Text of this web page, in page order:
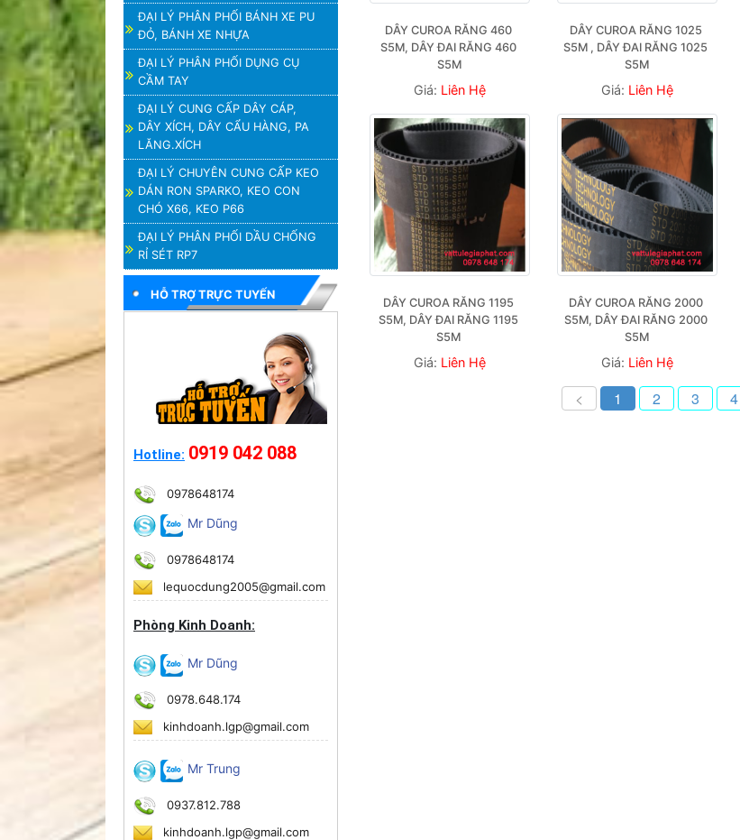
ĐẠI LÝ PHÂN PHỐI BÁNH XE PU
ĐỎ, BÁNH XE NHỰA
ĐẠI LÝ PHÂN PHỐI DỤNG CỤ
CẦM TAY
ĐẠI LÝ CUNG CẤP DÂY CÁP,
DÂY XÍCH, DÂY CẨU HÀNG, PA
LĂNG.XÍCH
ĐẠI LÝ CHUYÊN CUNG CẤP KEO
DÁN RON SPARKO, KEO CON
CHÓ X66, KEO P66
ĐẠI LÝ PHÂN PHỐI DẦU CHỐNG
RỈ SÉT RP7
HỖ TRỢ TRỰC TUYẾN
Hotline: 0919 042 088
0978648174
Mr Dũng
0978648174
lequocdung2005@gmail.com
Phòng Kinh Doanh:
Mr Dũng
0978.648.174
kinhdoanh.lgp@gmail.com
Mr Trung
0937.812.788
kinhdoanh.lgp@gmail.com
DÂY CUROA RĂNG 460
S5M, DÂY ĐAI RĂNG 460
S5M
Giá: Liên Hệ
DÂY CUROA RĂNG 1025
S5M , DÂY ĐAI RĂNG 1025
S5M
Giá: Liên Hệ
DÂY CUROA RĂNG 1195
S5M, DÂY ĐAI RĂNG 1195
S5M
Giá: Liên Hệ
DÂY CUROA RĂNG 2000
S5M, DÂY ĐAI RĂNG 2000
S5M
Giá: Liên Hệ
< 1 2 3 4